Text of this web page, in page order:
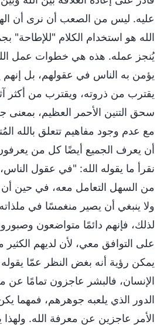
عليه. ليس من الصعب أن نرى أن
الله هو استخدام الكلام "للإطاحة"
يُنجز عمله. هذه هي خطوات عمل
يؤمن به الناس في عقولهم، بل إنهم
يقترب من ذروته، ويقترب من أكثر
سحق التنين الأحمر العظيم، بمعنى
مع عدم وجود مفاهيم تتعلق بالله
أن يعرف الجميع أيضًا كل من
نقرأ ما يقوله الله: "في عقول
من السهل التعامل معه، في حين أن
ولا ينبغي أن يصير منغمسًا في
لذلك، فإنهم دائمًا متواضعون
على التوافق معي، لأن لديهم
يمكن رؤية أنه بغض النظر عمّا يقوله
الإنسان، فالبشر عاجزون تمامًا عن
الدور الذي يلعبه جوهرهم، فمهما
الأمر عاجزين عن معرفة الله. ولهذا